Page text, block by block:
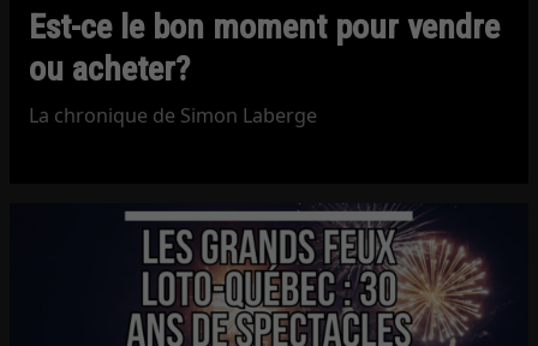
Est-ce le bon moment pour vendre
ou acheter?
La chronique de Simon Laberge